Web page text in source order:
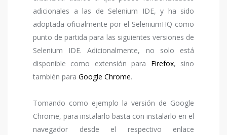
adicionales a las de Selenium IDE, y ha sido
adoptada oficialmente por el SeleniumHQ como
punto de partida para las siguientes versiones de
Selenium IDE. Adicionalmente, no solo está
disponible como extensión para Firefox, sino
también para Google Chrome.
Tomando como ejemplo la versión de Google
Chrome, para instalarlo basta con instalarlo en el
navegador desde el respectivo enlace